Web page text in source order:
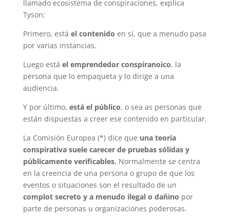
llamado ecosistema de conspiraciones, explica
Tyson:
Primero, está el contenido en sí, que a menudo pasa
por varias instancias.
Luego está el emprendedor conspiranoico, la
persona que lo empaqueta y lo dirige a una
audiencia.
Y por último, está el público, o sea as personas que
están dispuestas a creer ese contenido en particular.
La Comisión Europea (*) dice que una teoría
conspirativa suele carecer de pruebas sólidas y
públicamente verificables. Normalmente se centra
en la creencia de una persona o grupo de que los
eventos o situaciones son el resultado de un
complot secreto y a menudo ilegal o dañino por
parte de personas u organizaciones poderosas.